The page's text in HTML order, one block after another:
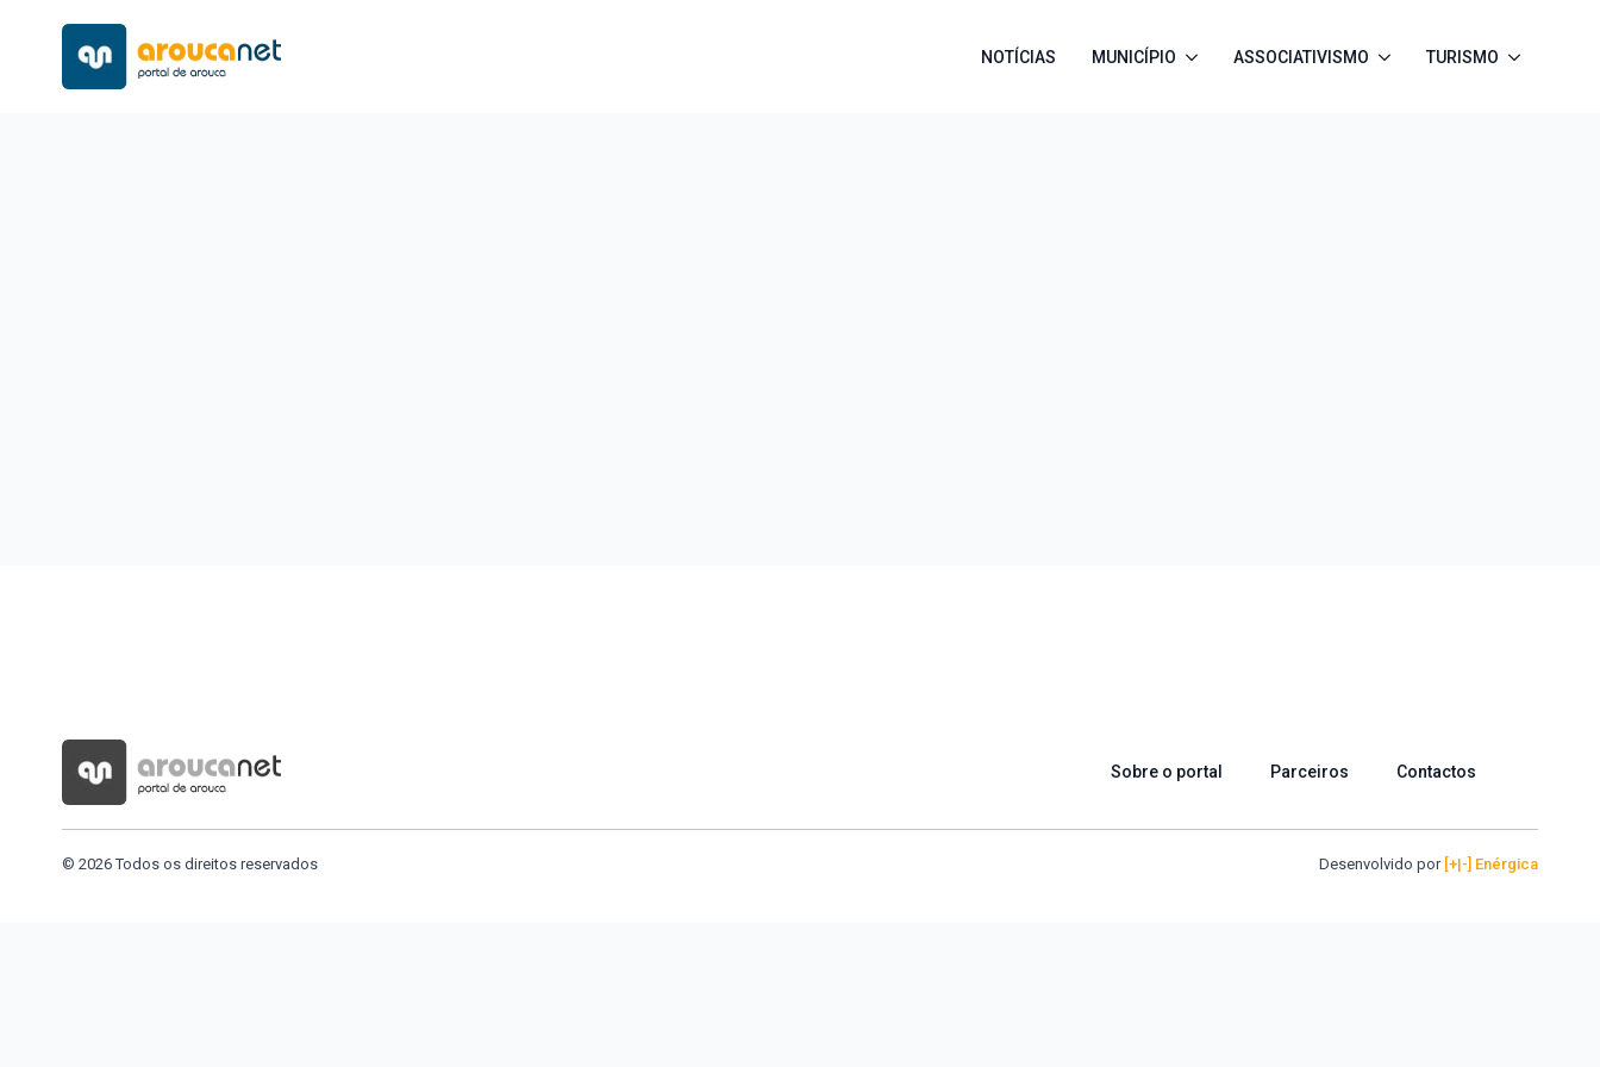
NOTÍCIAS MUNICÍPIO ASSOCIATIVISMO TURISMO
Sobre o portal Parceiros Contactos
© 2026 Todos os direitos reservados Desenvolvido por [+|-] Enérgica